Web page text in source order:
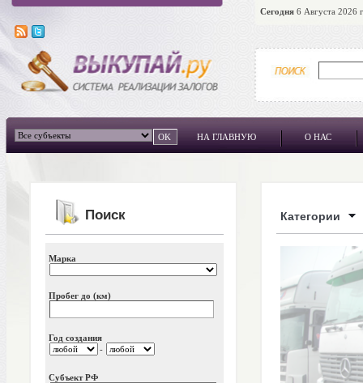
Сегодня 6 Августа 2026
НА ГЛАВНУЮ О НАС
Поиск
Марка
Пробег до (км)
Год создания
-
Субъект РФ
Категории